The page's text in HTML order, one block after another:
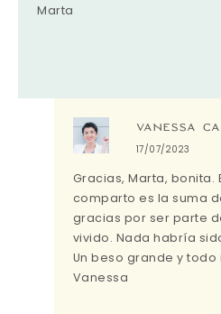
Marta
VANESSA
17/07/2023
Gracias, Marta, bonita.
comparto es la suma
gracias por ser parte
vivido. Nada habría
Un beso grande y todo
Vanessa